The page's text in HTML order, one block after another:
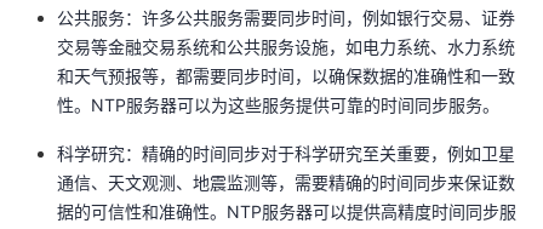
学
的
我
持
我
技
的
公共服务：许多公共服务需要同步时间，例如银行交易、证券
交易等金融交易系统和公共服务设施，如电力系统、水力系统
和天气预报等，都需要同步时间，以确保数据的准确性和一致
性。NTP服务器可以为这些服务提供可靠的时间同步服务。
科学研究：精确的时间同步对于科学研究至关重要，例如卫星
通信、天文观测、地震监测等，需要精确的时间同步来保证数
据的可信性和准确性。NTP服务器可以提供高精度时间同步服